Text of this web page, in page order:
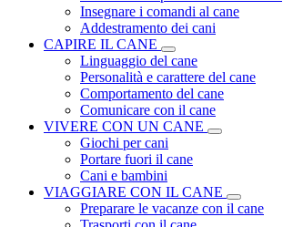
Insegnare i comandi al cane
Addestramento dei cani
CAPIRE IL CANE
Linguaggio del cane
Personalità e carattere del cane
Comportamento del cane
Comunicare con il cane
VIVERE CON UN CANE
Giochi per cani
Portare fuori il cane
Cani e bambini
VIAGGIARE CON IL CANE
Preparare le vacanze con il cane